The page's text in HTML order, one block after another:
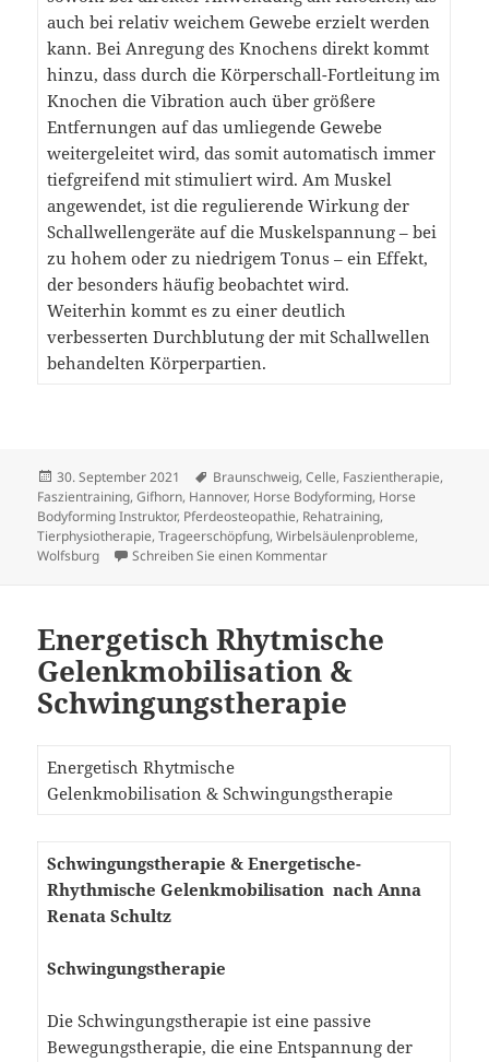
auch bei relativ weichem Gewebe erzielt werden
kann. Bei Anregung des Knochens direkt kommt
hinzu, dass durch die Körperschall-Fortleitung im
Knochen die Vibration auch über größere
Entfernungen auf das umliegende Gewebe
weitergeleitet wird, das somit automatisch immer
tiefgreifend mit stimuliert wird. Am Muskel
angewendet, ist die regulierende Wirkung der
Schallwellengeräte auf die Muskelspannung – bei
zu hohem oder zu niedrigem Tonus – ein Effekt,
der besonders häufig beobachtet wird.
Weiterhin kommt es zu einer deutlich
verbesserten Durchblutung der mit Schallwellen
behandelten Körperpartien.
Veröffentlicht
am
30. September 2021 Schlagwörter
Braunschweig,Celle, Faszientherapie,
Faszientraining,Gifhorn, Hannover, Horse Bodyforming, Horse
Bodyforming Instruktor, Pferdeosteopathie, Rehatraining,
Tierphysiotherapie,Trageerschöpfung,Wirbelsäulenprobleme,
Wolfsburg
Schreiben Sie einen Kommentarzu Therapieformen
Energetisch Rhytmische
Gelenkmobilisation &
Schwingungstherapie
Energetisch Rhytmische
Gelenkmobilisation & Schwingungstherapie
Schwingungstherapie & Energetische-
Rhythmische Gelenkmobilisation nach Anna
Renata Schultz
Schwingungstherapie
Die Schwingungstherapie ist eine passive
Bewegungstherapie, die eine Entspannung der